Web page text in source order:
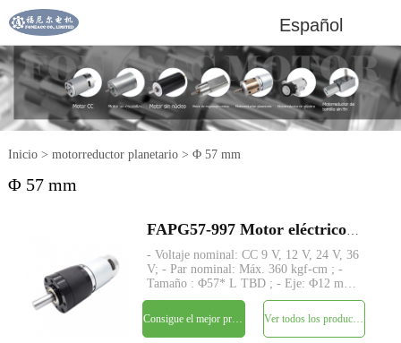
Español
Inicio> motorreductor planetario> Φ 57 mm
Φ 57 mm
- Voltaje nominal: CC 9 V, 12 V, 24 V, 36
V; - Par nominal: Máx. 360 kgf-cm ; -
Tamaño : Φ57* L TBD ; - Eje: Φ12 mm
D-cut 4 mm, personalizado; -
Codificador: Codificador magnético; -
MOQ: 500 piezas
Ver todos los productos